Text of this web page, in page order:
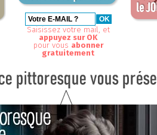
Saisissez votre mail, et
appuyez sur OK
pour vous abonner
gratuitement